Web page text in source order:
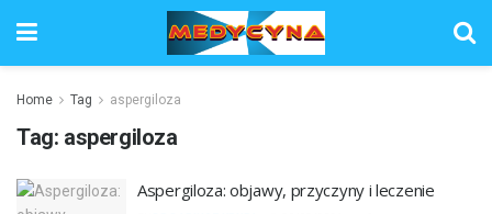
Home Tag aspergiloza
Tag: aspergiloza
Aspergiloza: objawy, przyczyny i leczenie